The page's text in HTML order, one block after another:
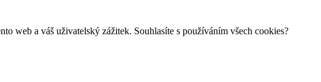
web a váš uživatelský zážitek. Souhlasíte s používáním všech cookies?